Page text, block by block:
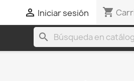
 Iniciar sesión shopping_cart
search